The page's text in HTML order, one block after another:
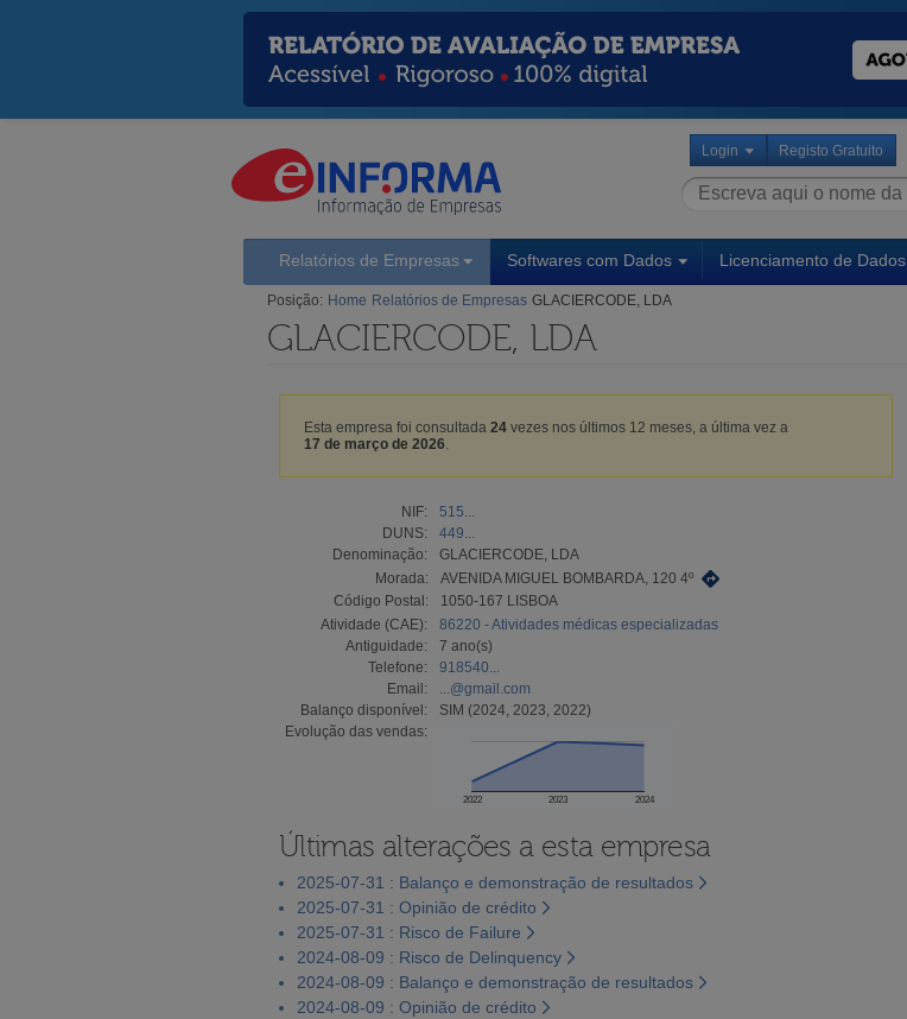
Login Registo Gratuito
Relatórios de Empresas Softwares com Dados Licenciamento de Dados
Posição: Home Relatórios de Empresas GLACIERCODE, LDA
GLACIERCODE, LDA
Esta empresa foi consultada 24 vezes nos últimos 12 meses, a última vez a
17 de março de 2026
NIF:
515...
DUNS:
449...
Denominação:
GLACIERCODE, LDA
Morada:
AVENIDA MIGUEL BOMBARDA, 120 4º
Código Postal:
1050-167 LISBOA
Atividade (CAE):
86220 - Atividades médicas especializadas
Antiguidade:
7 ano(s)
Telefone:
918540...
Email:
...@gmail.com
Balanço disponível:
SIM (2024, 2023, 2022)
Evolução das vendas:
2022 2023 2024
Últimas alterações a esta empresa
2025-07-31 : Balanço e demonstração de resultados
2025-07-31 : Opinião de crédito
2025-07-31 : Risco de Failure
2024-08-09 : Risco de Delinquency
2024-08-09 : Balanço e demonstração de resultados
2024-08-09 : Opinião de crédito